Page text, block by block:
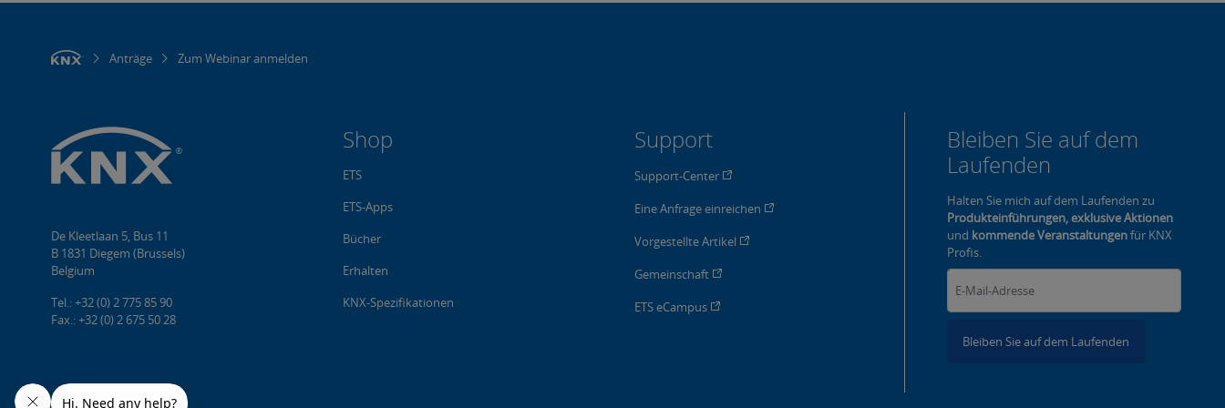
Anträge Zum Webinar anmelden
Shop
ETS
ETS-Apps
Bücher
Erhalten
KNX-Spezifikationen
Support
Support-Center
Eine Anfrage einreichen
Vorgestellte Artikel
Gemeinschaft
ETS eCampus
Bleiben Sie auf dem
Laufenden
Halten Sie mich auf dem Laufenden zu
Produkteinführungen, exklusive Aktionen
und kommende Veranstaltungenfür KNX
Profis.
Bleiben Sie auf dem Laufenden
De Kleetlaan 5, Bus 11
B 1831 Diegem (Brussels)
Belgium
Tel.: +32 (0) 2 775 85 90
Fax.: +32 (0) 2 675 50 28